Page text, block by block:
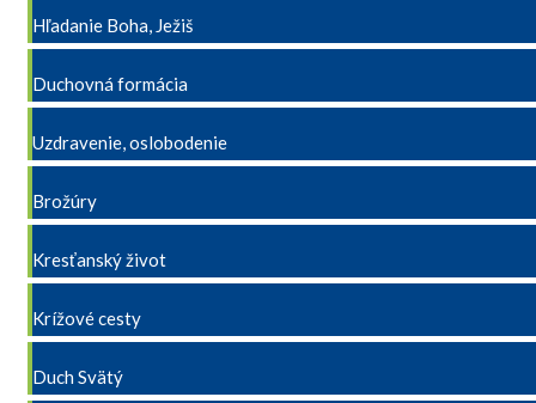
Hľadanie Boha, Ježiš
Duchovná formácia
Uzdravenie, oslobodenie
Brožúry
Kresťanský život
Krížové cesty
Duch Svätý